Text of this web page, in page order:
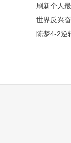
刷新个人
陈梦4-2逆